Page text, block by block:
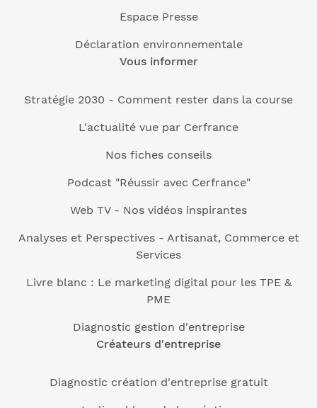
Espace Presse
Déclaration environnementale
Vous informer
Stratégie 2030 - Comment rester dans la course
L'actualité vue par Cerfrance
Nos fiches conseils
Podcast "Réussir avec Cerfrance"
Web TV - Nos vidéos inspirantes
Analyses et Perspectives - Artisanat, Commerce et
Services
Livre blanc : Le marketing digital pour les TPE &
PME
Diagnostic gestion d'entreprise
Créateurs d'entreprise
Diagnostic création d'entreprise gratuit